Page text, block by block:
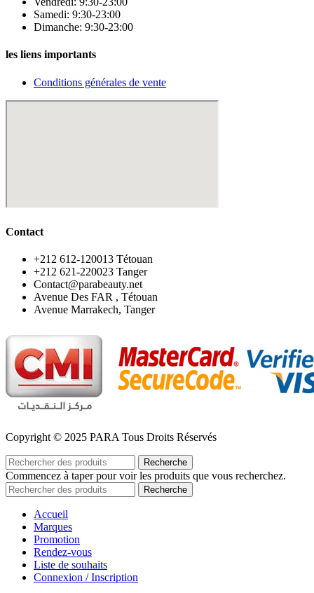
Samedi: 9:30-23:00
Dimanche: 9:30-23:00
les liens importants
Conditions générales de vente
Contact
‪+212 612-120013 Tétouan
‪+212 621-220023 Tanger
Contact@parabeauty.net
Avenue Des FAR , Tétouan
Avenue Marrakech, Tanger
Copyright © 2025 PARA Tous Droits Réservés
Recherche
Commencez à taper pour voir les produits que vous recherchez.
Recherche
Accueil
Marques
Promotion
Rendez-vous
Liste de souhaits
Connexion / Inscription